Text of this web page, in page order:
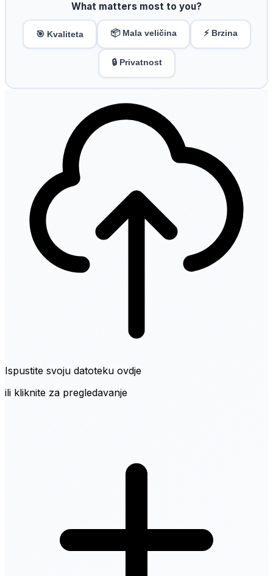
What matters most to you?
🎯 Kvaliteta 📦 Mala veličina ⚡ Brzina
🔒 Privatnost
Ispustite svoju datoteku ovdje
ili kliknite za pregledavanje